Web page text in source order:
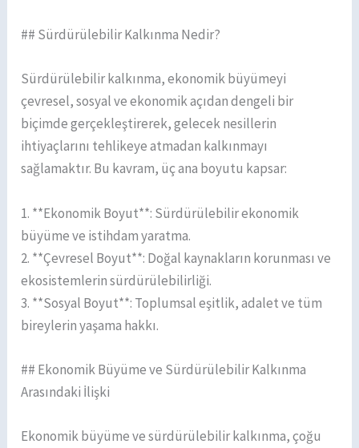
## Sürdürülebilir Kalkınma Nedir?
Sürdürülebilir kalkınma, ekonomik büyümeyi
çevresel, sosyal ve ekonomik açıdan dengeli bir
biçimde gerçekleştirerek, gelecek nesillerin
ihtiyaçlarını tehlikeye atmadan kalkınmayı
sağlamaktır. Bu kavram, üç ana boyutu kapsar:
1. **Ekonomik Boyut**: Sürdürülebilir ekonomik
büyüme ve istihdam yaratma.
2. **Çevresel Boyut**: Doğal kaynakların korunması ve
ekosistemlerin sürdürülebilirliği.
3. **Sosyal Boyut**: Toplumsal eşitlik, adalet ve tüm
bireylerin yaşama hakkı.
## Ekonomik Büyüme ve Sürdürülebilir Kalkınma
Arasındaki İlişki
Ekonomik büyüme ve sürdürülebilir kalkınma, çoğu